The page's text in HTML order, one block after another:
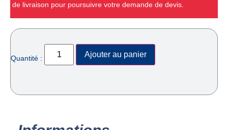
de livraison pour poursuivre votre demande de devis.
Quantité : Ajouter au panier